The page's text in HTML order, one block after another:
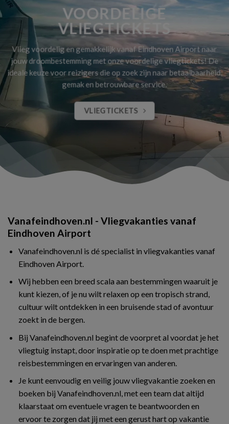
VOORDELIGE
VLIEGTICKETS
Vlieg voordelig en gemakkelijk vanaf Eindhoven Airport naar
jouw droombestemming met onze voordelige vliegtickets! De
ideale keuze voor reizigers die op zoek zijn naar betaalbaarheid,
gemak en betrouwbare service.
VLIEGTICKETS
Vanafeindhoven.nl - Vliegvakanties vanaf
Eindhoven Airport
Vanafeindhoven.nl is dé specialist in vliegvakanties vanaf
Eindhoven Airport.
Wij hebben een breed scala aan bestemmingen waaruit je
kunt kiezen, of je nu wilt relaxen op een tropisch strand,
cultuur wilt ontdekken in een bruisende stad of avontuur
zoekt in de bergen.
Bij Vanafeindhoven.nl begint de voorpret al voordat je het
vliegtuig instapt, door inspiratie op te doen met prachtige
reisbestemmingen en ervaringen van anderen.
Je kunt eenvoudig en veilig jouw vliegvakantie zoeken en
boeken bij Vanafeindhoven.nl, met een team dat altijd
klaarstaat om eventuele vragen te beantwoorden en
ervoor te zorgen dat jij met een gerust hart op vakantie